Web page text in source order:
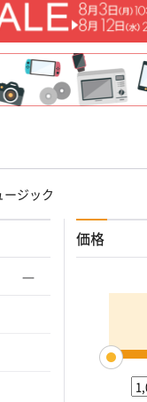
ジック
価格